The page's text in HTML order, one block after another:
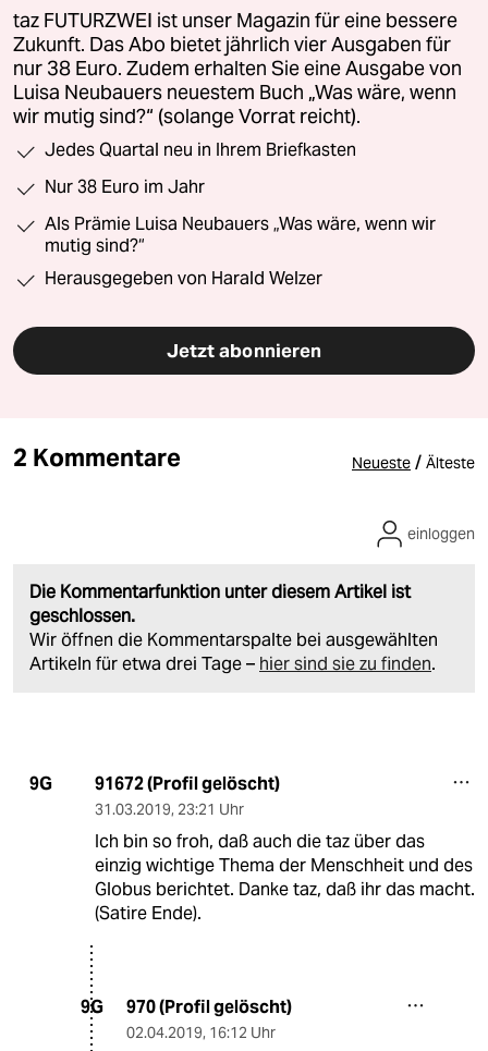
taz FUTURZWEI ist unser Magazin für eine bessere
Zukunft. Das Abo bietet jährlich vier Ausgaben für
nur 38 Euro. Zudem erhalten Sie eine Ausgabe von
Luisa Neubauers neuestem Buch „Was wäre, wenn
wir mutig sind?“ (solange Vorrat reicht).
Jedes Quartal neu in Ihrem Briefkasten
Nur 38 Euro im Jahr
Als Prämie Luisa Neubauers „Was wäre, wenn wir
mutig sind?“
Herausgegeben von Harald Welzer
Jetzt abonnieren
2 Kommentare Neueste / Älteste
Die Kommentarfunktion unter diesem Artikel ist
geschlossen.
Wir öffnen die Kommentarspalte bei ausgewählten
Artikeln für etwa drei Tage – hier sind sie zu finden.
einloggen
9G 91672 (Profil gelöscht)
31.03.2019, 23:21 Uhr
Ich bin so froh, daß auch die taz über das
einzig wichtige Thema der Menschheit und des
Globus berichtet. Danke taz, daß ihr das macht.
(Satire Ende).
9G 970 (Profil gelöscht)
02.04.2019, 16:12 Uhr